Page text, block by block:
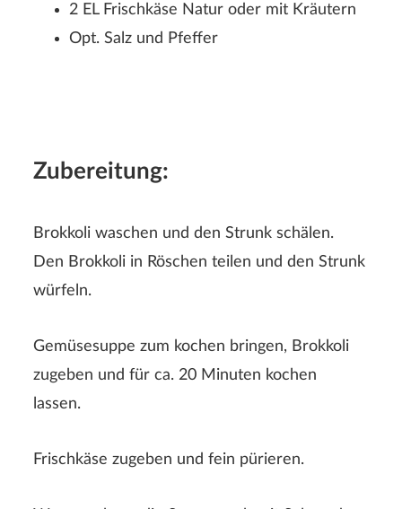
2 EL Frischkäse Natur oder mit Kräutern
Opt. Salz und Pfeffer
Zubereitung:
Brokkoli waschen und den Strunk schälen.
Den Brokkoli in Röschen teilen und den Strunk
würfeln.
Gemüsesuppe zum kochen bringen, Brokkoli
zugeben und für ca. 20 Minuten kochen
lassen.
Frischkäse zugeben und fein pürieren.